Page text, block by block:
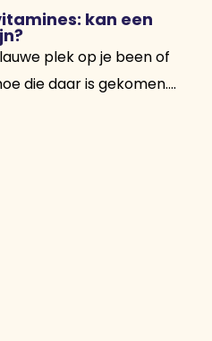
kan een
plek op je been of
die daar is gekomen....